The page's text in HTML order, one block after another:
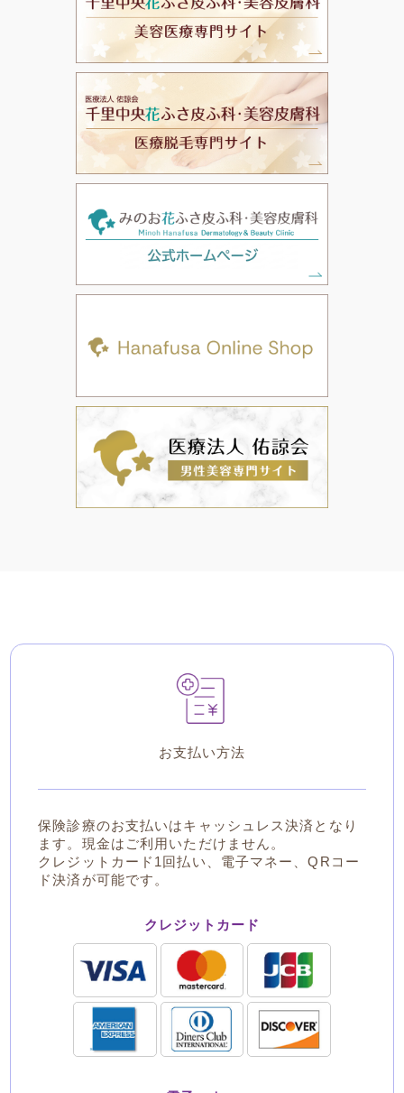
お支払い方法
保険診療のお支払いはキャッシュレス決済となり
ます。現金はご利用いただけません。
クレジットカード1回払い、電子マネー、QRコー
ド決済が可能です。
クレジットカード